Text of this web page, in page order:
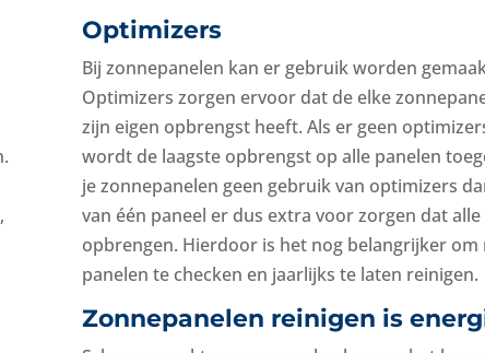
Optimizers
Bij zonnepanelen kan er gebruik worden
Optimizers zorgen ervoor dat de elke
zijn eigen opbrengst heeft. Als er geen
wordt de laagste opbrengst op alle panelen
je zonnepanelen geen gebruik van optimizers
van één paneel er dus extra voor zorgen dat
opbrengen. Hierdoor is het nog belangrijker om
panelen te checken en jaarlijks te laten reinigen.
Zonnepanelen reinigen is